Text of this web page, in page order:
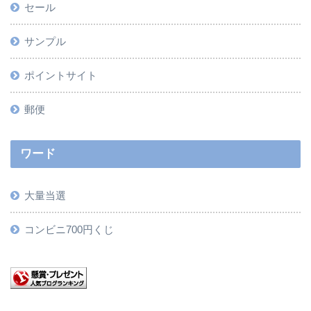
セール
サンプル
ポイントサイト
郵便
ワード
大量当選
コンビニ700円くじ